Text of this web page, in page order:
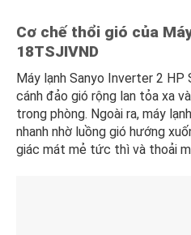
Cơ chế thổi gió của
18TSJIVND
Máy lạnh Sanyo Inverter 2
cánh đảo gió rộng lan tỏa xa
trong phòng. Ngoài ra, máy
nhanh nhờ luồng gió hướng
giác mát mẻ tức thì và thoải